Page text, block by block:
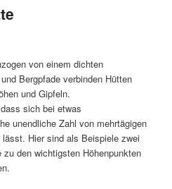
von einem dichten
Bergpfade verbinden Hütten
und Gipfeln.
sich bei etwas
unendliche Zahl von mehrtägigen
Hier sind als Beispiele zwei
zu den wichtigsten Höhenpunkten